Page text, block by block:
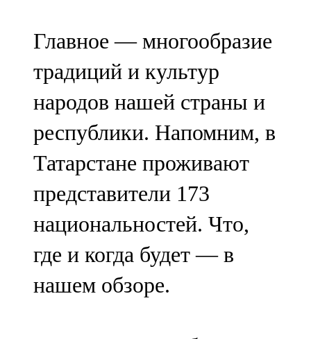
91,0 FM
Шәмәрдән
102,3 FM
Яңа чишмә
107,0 FM
Яр Чаллы
105,5 FM
Главное — многообразие
традиций и культур
народов нашей страны и
республики. Напомним, в
Татарстане проживают
представители 173
национальностей. Что,
где и когда будет — в
нашем обзоре.